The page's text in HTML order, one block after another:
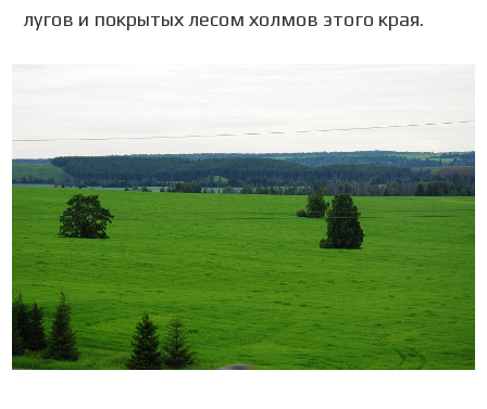
лугов и покрытых лесом холмов этого края.